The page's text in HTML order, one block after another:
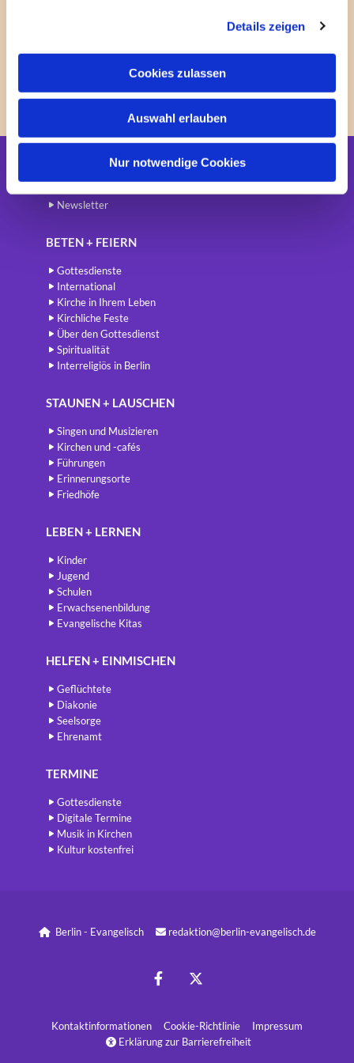
h
Details zeigen
Cookies zulassen
Auswahl erlauben
Nur notwendige Cookies
Reproduktionsmedizin offenbarte ferner den
umfangreichen rechtlichen Regelungsbedarf von
Elternschaft sowie die Notwendigkeit eine neue
Ethik der Elternschaft zu erarbeiten.
Newsletter
BETEN + FEIERN
Gottesdienste
International
Kirche in Ihrem Leben
Kirchliche Feste
Über den Gottesdienst
Spiritualität
Interreligiös in Berlin
STAUNEN + LAUSCHEN
Singen und Musizieren
Kirchen und -cafés
Führungen
Erinnerungsorte
Friedhöfe
LEBEN + LERNEN
Kinder
Jugend
Schulen
Erwachsenenbildung
Evangelische Kitas
HELFEN + EINMISCHEN
Geflüchtete
Diakonie
Seelsorge
Ehrenamt
TERMINE
Gottesdienste
Digitale Termine
Musik in Kirchen
Kultur kostenfrei
Berlin - Evangelisch  redaktion@berlin-evangelisch.de
Kontaktinformationen Cookie-Richtlinie Impressum
Erklärung zur Barrierefreiheit